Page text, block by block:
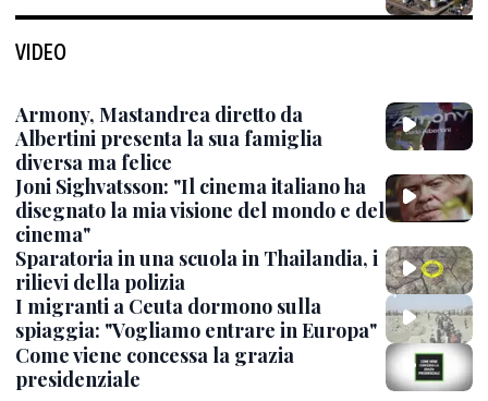
VIDEO
Armony, Mastandrea diretto da
Albertini presenta la sua famiglia
diversa ma felice
Joni Sighvatsson: "Il cinema italiano ha
disegnato la mia visione del mondo e del
cinema"
Sparatoria in una scuola in Thailandia, i
rilievi della polizia
I migranti a Ceuta dormono sulla
spiaggia: "Vogliamo entrare in Europa"
Come viene concessa la grazia
presidenziale